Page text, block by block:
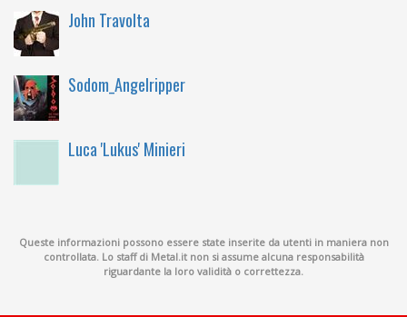
John Travolta
Sodom_Angelripper
Luca 'Lukus' Minieri
Queste informazioni possono essere state inserite da utenti in maniera non
controllata. Lo staff di Metal.it non si assume alcuna responsabilità
riguardante la loro validità o correttezza.